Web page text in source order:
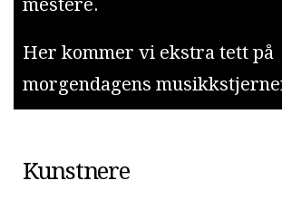
mestere.
Her kommer vi ekstra tett på
morgendagens
Kunstnere